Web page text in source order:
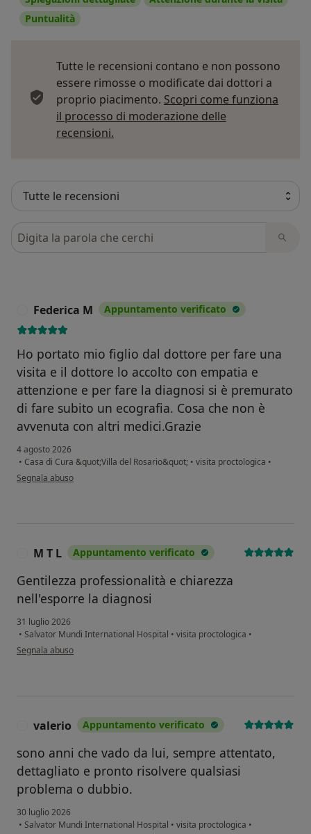
Puntualità
Tutte le recensioni contano e non possono
essere rimosse o modificate dai dottori a
proprio piacimento. Scopri come funziona
il processo di moderazione delle
recensioni.
Cerca nelle recensioni
Federica M Appuntamento verificato
Ho portato mio figlio dal dottore per fare una
visita e il dottore lo accolto con empatia e
attenzione e per fare la diagnosi si è premurato
di fare subito un ecografia. Cosa che non è
avvenuta con altri medici.Grazie
4 agosto 2026
• Casa di Cura &quot;Villa del Rosario&quot; • visita proctologica •
secondo l'opinione dell'utente Federica M
Segnala abuso
M T L Appuntamento verificato
Gentilezza professionalità e chiarezza
nell'esporre la diagnosi
31 luglio 2026
• Salvator Mundi International Hospital • visita proctologica •
secondo l'opinione dell'utente M T L
Segnala abuso
valerio Appuntamento verificato
sono anni che vado da lui, sempre attentato,
dettagliato e pronto risolvere qualsiasi
problema o dubbio.
30 luglio 2026
• Salvator Mundi International Hospital • visita proctologica •